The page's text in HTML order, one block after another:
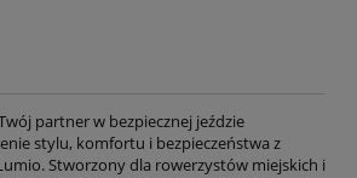
partner w bezpiecznej jeździe
stylu, komfortu i bezpieczeństwa z
Stworzony dla rowerzystów miejskich i